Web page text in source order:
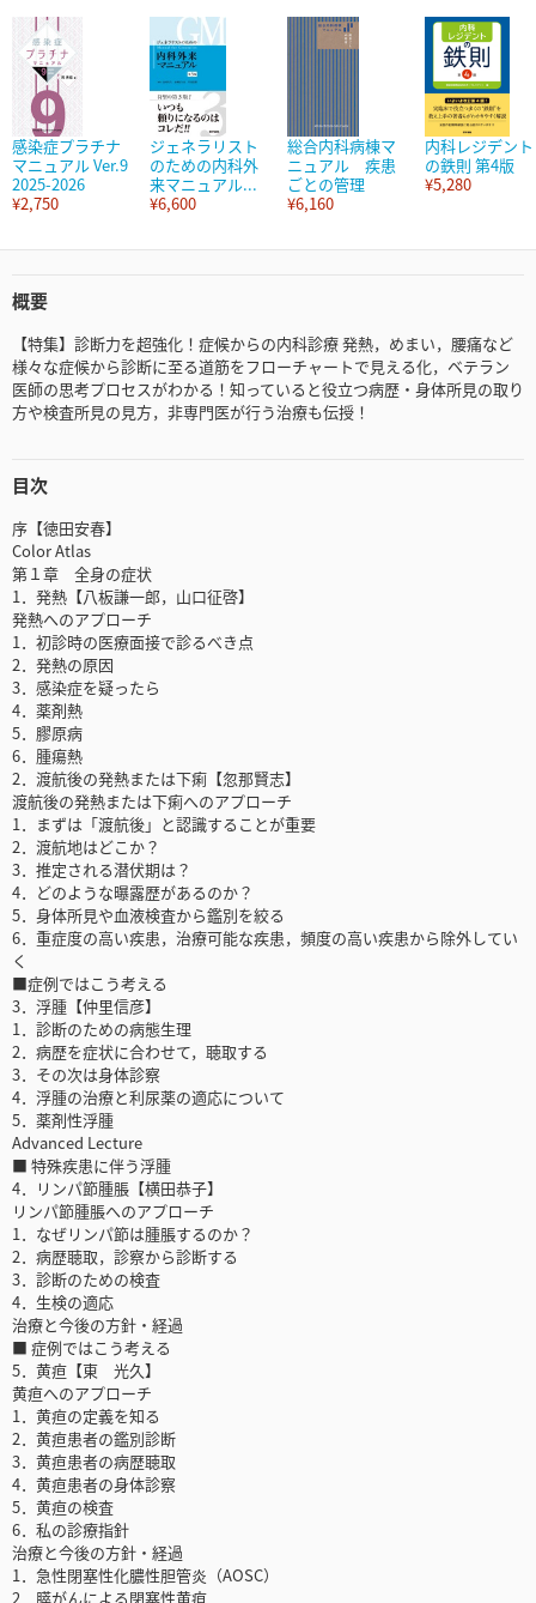
感染症プラチナ
マニュアル Ver.9
2025-2026
¥2,750
ジェネラリスト
のための内科外
来マニュアル...
¥6,600
総合内科病棟マ
ニュアル 疾患
ごとの管理
¥6,160
内科レジデント
の鉄則 第4版
¥5,280
概要
【特集】診断力を超強化！症候からの内科診療 発熱，めまい，腰痛など
様々な症候から診断に至る道筋をフローチャートで見える化，ベテラン
医師の思考プロセスがわかる！知っていると役立つ病歴・身体所見の取り
方や検査所見の見方，非専門医が行う治療も伝授！
目次
序【徳田安春】
Color Atlas
第１章 全身の症状
1．発熱【八板謙一郎，山口征啓】
発熱へのアプローチ
1．初診時の医療面接で診るべき点
2．発熱の原因
3．感染症を疑ったら
4．薬剤熱
5．膠原病
6．腫瘍熱
2．渡航後の発熱または下痢【忽那賢志】
渡航後の発熱または下痢へのアプローチ
1．まずは「渡航後」と認識することが重要
2．渡航地はどこか？
3．推定される潜伏期は？
4．どのような曝露歴があるのか？
5．身体所見や血液検査から鑑別を絞る
6．重症度の高い疾患，治療可能な疾患，頻度の高い疾患から除外してい
く
■症例ではこう考える
3．浮腫【仲里信彦】
1．診断のための病態生理
2．病歴を症状に合わせて，聴取する
3．その次は身体診察
4．浮腫の治療と利尿薬の適応について
5．薬剤性浮腫
Advanced Lecture
■ 特殊疾患に伴う浮腫
4．リンパ節腫脹【横田恭子】
リンパ節腫脹へのアプローチ
1．なぜリンパ節は腫脹するのか？
2．病歴聴取，診察から診断する
3．診断のための検査
4．生検の適応
治療と今後の方針・経過
■ 症例ではこう考える
5．黄疸【東 光久】
黄疸へのアプローチ
1．黄疸の定義を知る
2．黄疸患者の鑑別診断
3．黄疸患者の病歴聴取
4．黄疸患者の身体診察
5．黄疸の検査
6．私の診療指針
治療と今後の方針・経過
1．急性閉塞性化膿性胆管炎（AOSC）
2．膵がんによる閉塞性黄疸